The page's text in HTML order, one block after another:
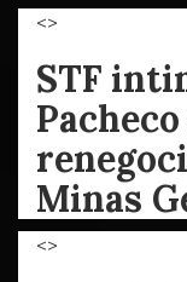
<>
STF
Minas
<>